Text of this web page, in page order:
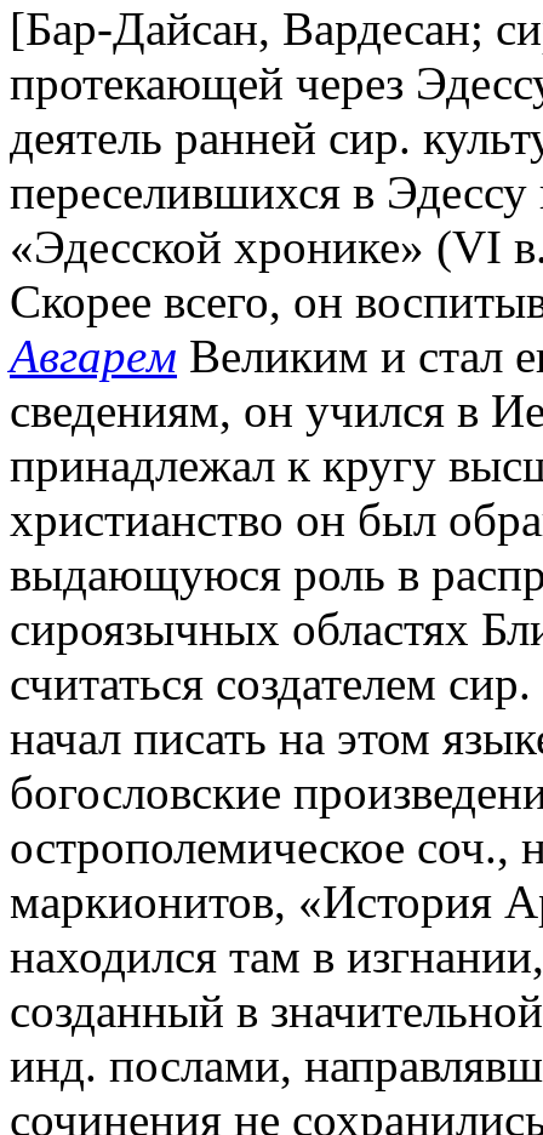
[Бар-Дайсан, Вардесан;
протекающей через
деятель ранней сир.
переселившихся в
«Эдесской хронике» (VI
Скорее всего, он
Авгарeм Великим и стал
сведениям, он учился в
принадлежал к кругу
христианство он был
выдающуюся роль в
сироязычных областях
считаться создателем
начал писать на этом
богословские
острополемическое соч.,
маркионитов, «История
находился там в
созданный в
инд. послами,
сочинения не